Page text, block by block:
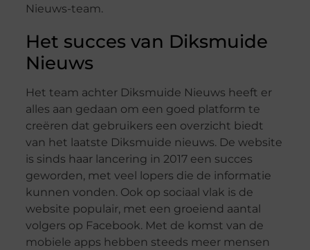
Nieuws-team.
Het succes van Diksmuide
Nieuws
Het team achter Diksmuide Nieuws heeft er
alles aan gedaan om een goed platform te
creëren dat gebruikers een overzicht biedt
van het laatste Diksmuide nieuws. De website
is sinds haar lancering in 2017 een succes
geworden, met veel lopers die de informatie
kunnen vonden. Ook op sociaal vlak is de
website populair, met een groeiend aantal
volgers op Facebook. Met de komst van de
mobiele apps hebben steeds meer mensen